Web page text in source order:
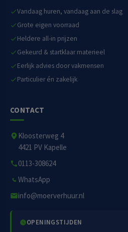
Vandaag huren, vandaag aan de slag
Grote eigen voorraad
Heldere all-in prijzen
Gekeurd & startklaar materieel
Eerlijk advies door vakmensen
Particulier én zakelijk
CONTACT
Kloosterweg 4
4421 PV Kapelle
0113-308624
WhatsApp
info@moerverhuur.nl
OPENINGSTIJDEN